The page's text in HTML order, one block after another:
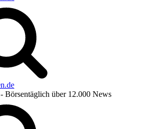
- Börsentäglich über 12.000 News